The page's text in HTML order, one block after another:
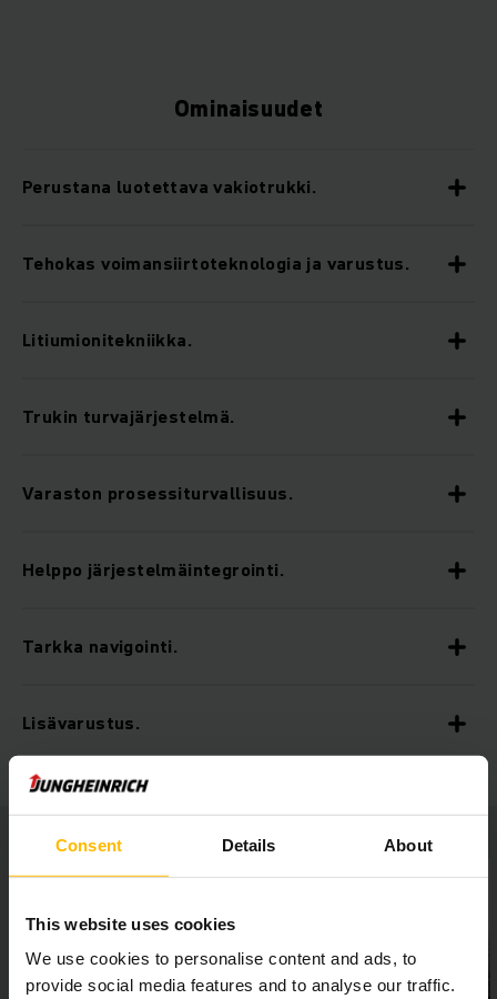
Consent Details About
This website uses cookies
We use cookies to personalise content and ads, to
provide social media features and to analyse our traffic.
Ominaisuudet
Perustana luotettava vakiotrukki.
Tehokas voimansiirtoteknologia ja varustus.
Litiumionitekniikka.
Trukin turvajärjestelmä.
Varaston prosessiturvallisuus.
Helppo järjestelmäintegrointi.
Tarkka navigointi.
Lisävarustus.